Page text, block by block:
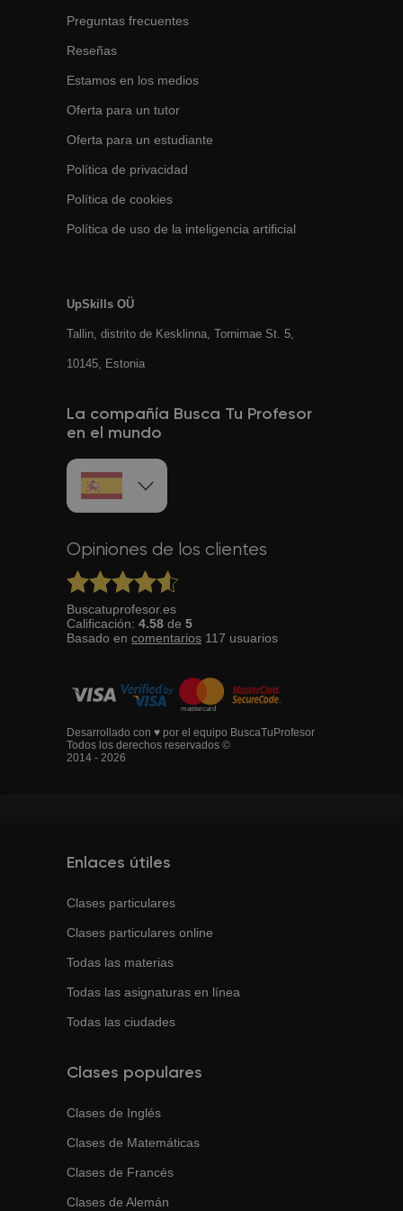
Preguntas frecuentes
Reseñas
Estamos en los medios
Oferta para un tutor
Oferta para un estudiante
Política de privacidad
Política de cookies
Política de uso de la inteligencia artificial
UpSkills OÜ
Tallin, distrito de Kesklinna, Tornimаe St. 5,
10145, Estonia
La compañía Busca Tu Profesor
en el mundo
Opiniones de los clientes
Buscatuprofesor.es
Calificación: 4.58 de 5
Basado en comentarios 117 usuarios
Desarrollado con ♥ por el equipo BuscaTuProfesor
Todos los derechos reservados ©
2014 - 2026
Enlaces útiles
Clases particulares
Clases particulares online
Todas las materias
Todas las asignaturas en línea
Todas las ciudades
Clases populares
Clases de Inglés
Clases de Matemáticas
Clases de Francés
Clases de Alemán